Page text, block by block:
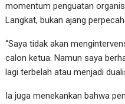
momentum penguatan
Langkat, bukan ajang
“Saya tidak akan
calon ketua. Namun saya
lagi terbelah atau menjadi
Ia juga menekankan bahwa